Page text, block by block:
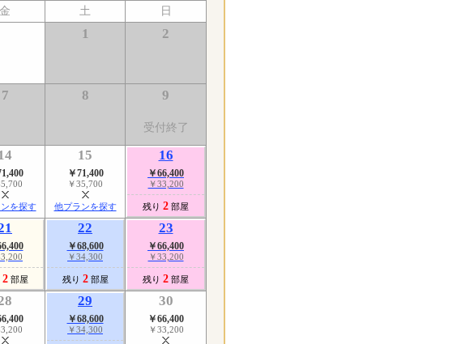
金 土 日
1 2
7 8 9
受付終了
を探す
15
￥71,400
￥35,700
他プランを探す
16
￥66,400
￥33,200
残り 2 部屋
2 部屋
22
￥68,600
￥34,300
残り 2 部屋
23
￥66,400
￥33,200
残り 2 部屋
29
￥68,600
￥34,300
30
￥66,400
￥33,200